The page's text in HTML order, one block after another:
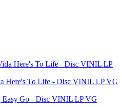
Here's To Life - Disc VINIL LP VG